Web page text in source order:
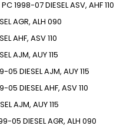
PC1998-07DIESELASV, AHF110
AGR, ALH 090
AHF, ASV110
AJM, AUY115
05 DIESELAJM, AUY115
05 DIESELAHF, ASV110
AJM, AUY115
05 DIESELAGR, ALH 090